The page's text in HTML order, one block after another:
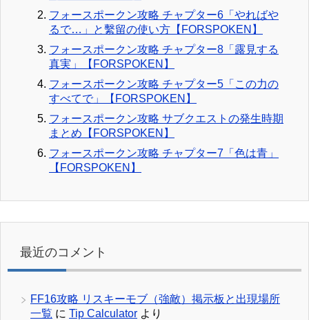
フォースポークン攻略 チャプター6「やればや
るで…」と繫留の使い方【FORSPOKEN】
フォースポークン攻略 チャプター8「露見する
真実」【FORSPOKEN】
フォースポークン攻略 チャプター5「この力の
すべてで」【FORSPOKEN】
フォースポークン攻略 サブクエストの発生時期
まとめ【FORSPOKEN】
フォースポークン攻略 チャプター7「色は青」
【FORSPOKEN】
最近のコメント
FF16攻略 リスキーモブ（強敵）掲示板と出現場所
一覧 に Tip Calculator より